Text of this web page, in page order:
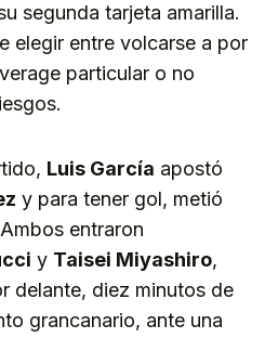
segunda tarjeta amarilla.
elegir entre volcarse a por
particular o no
Luis García apostó
y para tener gol, metió
entraron
y Taisei Miyashiro,
delante, diez minutos de
grancanario, ante una